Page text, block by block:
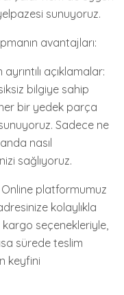
sunuyoruz.
avantajları:
açıklamalar:
bilgiye sahip
bir yedek parça
Sadece ne
nasıl
sağlıyoruz.
Online platformumuz
kolaylıkla
kargo seçenekleriyle,
sürede teslim
keyfini